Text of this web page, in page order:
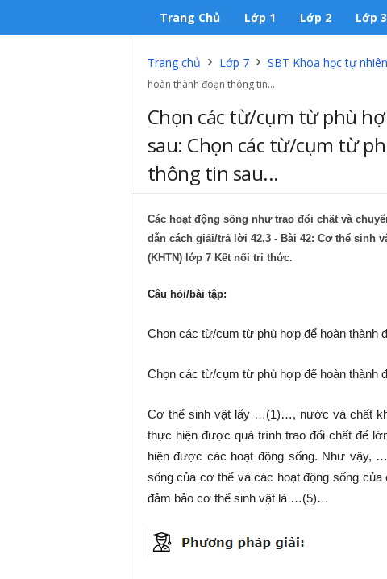
Trang Chủ Lớp 1 Lớp 2 Lớp 3
Trang chủ Lớp 7 SBT Khoa học tự
hoàn thành đoạn thông tin...
Chọn các từ/cụm từ phù
sau: Chọn các từ/cụm từ
thông tin sau...
Các hoạt động sống như trao đổi chất và
dẫn cách giải/trả lời 42.3 - Bài 42: Cơ thể sinh
(KHTN) lớp 7 Kết nối tri thức.
Câu hỏi/bài tập:
Chọn các từ/cụm từ phù hợp để hoàn thành
Chọn các từ/cụm từ phù hợp để hoàn thành
Cơ thể sinh vật lấy …(1)…, nước và chất
thực hiện được quá trình trao đổi chất để
hiện được các hoạt động sống. Như vậy,
sống của cơ thể và các hoạt động sống
đảm bảo cơ thể sinh vật là …(5)…